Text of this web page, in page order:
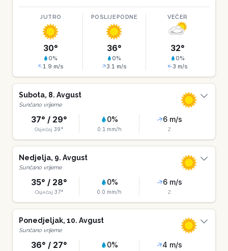
JUTRO
30°
0%
1.9 m/s
POSLIJEPODNE
36°
0%
3.1 m/s
VEČER
32°
0%
3 m/s
Subota, 8. Avgust
Sunčano vrijeme
37° / 29°
Osjećaj 39°
0%
0.1 mm/h
6m/s
Z
Nedjelja, 9. Avgust
Sunčano vrijeme
35° / 28°
Osjećaj 37°
0%
0.0 mm/h
6m/s
Z
Ponedjeljak, 10. Avgust
Sunčano vrijeme
36° / 27° 0% 4 m/s